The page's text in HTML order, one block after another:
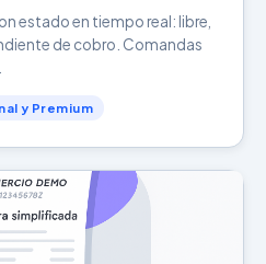
estado en tiempo real: libre,
de cobro. Comandas
y Premium